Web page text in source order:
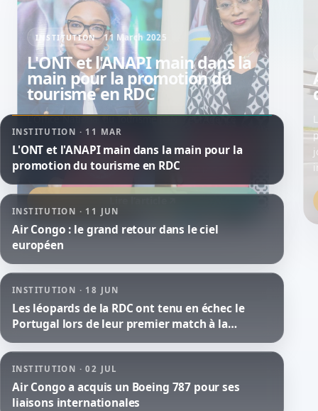
INSTITUTION 11 March 2025
L'ONT et l'ANAPI main dans la
main pour la promotion du
tourisme en RDC
L'Office National du Tourisme (ONT) et l'Agence
Nationale pour la Promotion des Investissements
(ANAPI) ont signé ce mardi 11 mars 2025 à
Kinshasa, un protocole d'accord pour la pr...
INSTITUTION · 11 MAR
L'ONT et l'ANAPI main dans la main pour la
promotion du tourisme en RDC
INSTITUTION · 11 JUN
Air Congo : le grand retour dans le ciel
européen
INSTITUTION · 18 JUN
Les léopards de la RDC ont tenu en échec le
Portugal lors de leur premier match à la
Coupe...
INSTITUTION · 02 JUL
Air Congo a acquis un Boeing 787 pour ses
liaisons internationales